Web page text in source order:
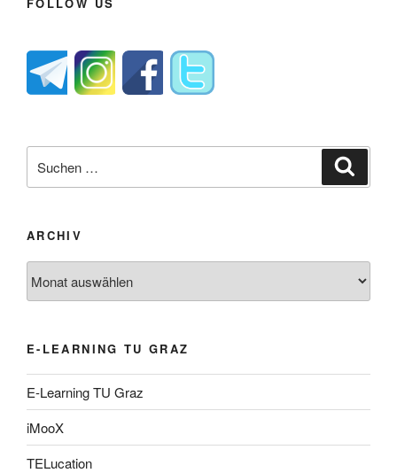
nach:
ARCHIV
E-LEARNING TU GRAZ
E-Learning TU Graz
iMooX
TELucation